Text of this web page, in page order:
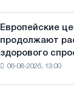
Европейские
продолжают
здорового
06-08-2026, 13:00